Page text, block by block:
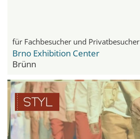
für Fachbesucher und Privatbesucher
Brno Exhibition Center
Brünn